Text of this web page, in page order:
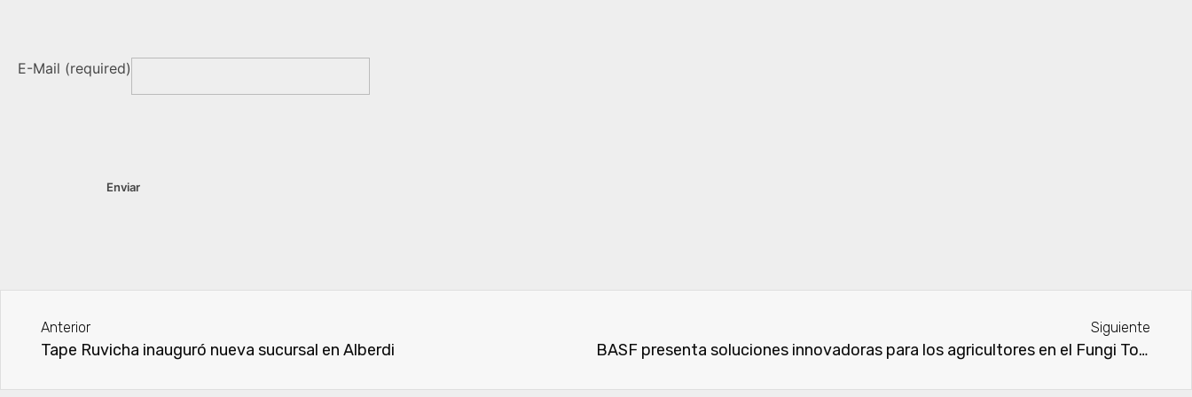
E-Mail (required)
Anterior
Tape Ruvicha inauguró nueva sucursal en Alberdi
Siguiente
BASF presenta soluciones innovadoras para los agricultores en el Fungi Tour